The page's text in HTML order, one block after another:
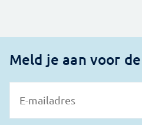
Meld je aan voor